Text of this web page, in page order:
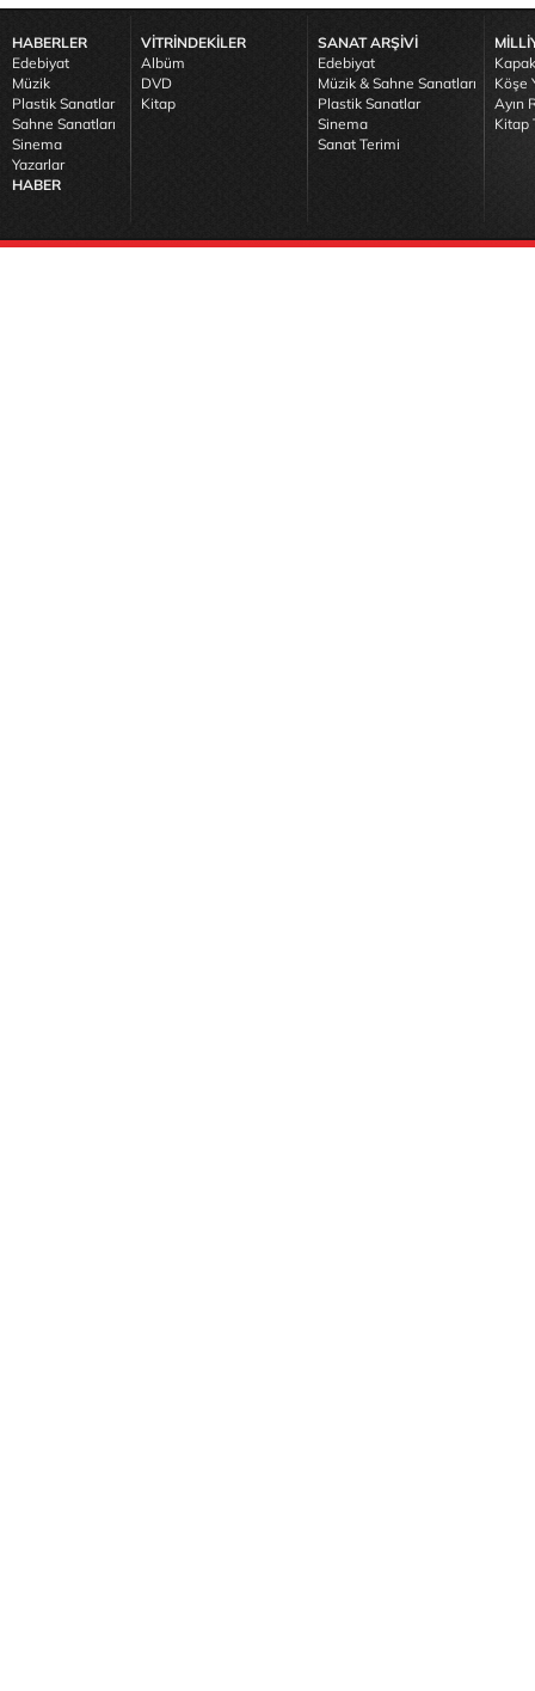
HABERLER
Edebiyat
Müzik
Plastik Sanatlar
Sahne Sanatları
Sinema
Yazarlar
HABER
VİTRİNDEKİLER
Albüm
DVD
Kitap
SANAT ARŞİVİ
Edebiyat
Müzik & Sahne Sanatları
Plastik Sanatlar
Sinema
Sanat Terimi
Köşe
Ayın
Kitap